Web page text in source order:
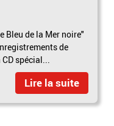
Bleu de la Mer noire"
de
spécial...
Lire la suite